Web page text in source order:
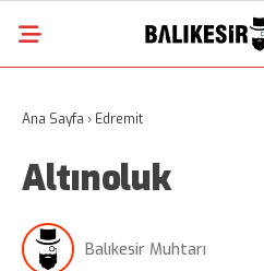
Ana Sayfa › Edremit
Altınoluk
Balıkesir Muhtarı